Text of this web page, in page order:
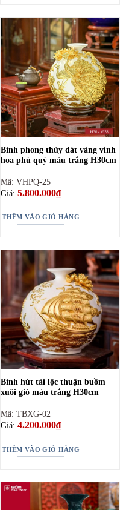
Bình phong thủy dát vàng vinh
hoa phú quý màu trắng H30cm
Mã: VHPQ-25
Giá: 5.800.000₫
THÊM VÀO GIỎ HÀNG
Bình hút tài lộc thuận buồm
xuôi gió màu trắng H30cm
Mã: TBXG-02
Giá: 4.200.000₫
THÊM VÀO GIỎ HÀNG